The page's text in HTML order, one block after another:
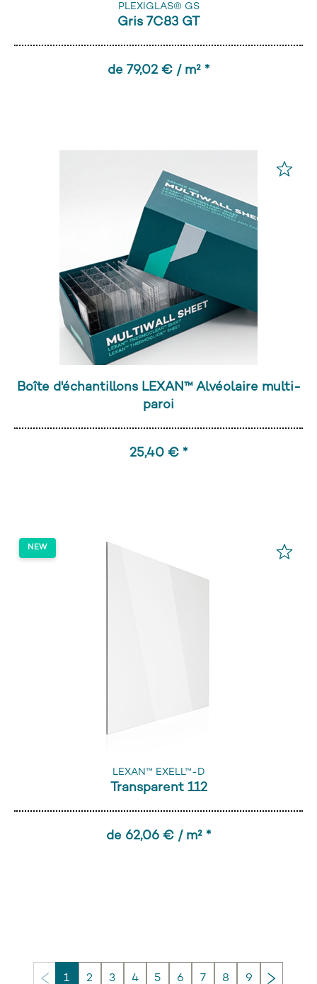
PLEXIGLAS® GS
Gris 7C83 GT
de 79,02 € / m² *
Boîte d'échantillons LEXAN™ Alvéolaire multi-
paroi
25,40 € *
LEXAN™ EXELL™-D
Transparent 112
de 62,06 € / m² *
1 2 3 4 5 6 7 8 9